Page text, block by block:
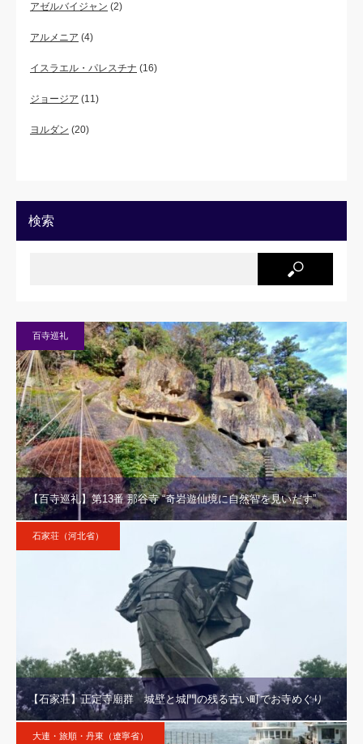
アゼルバイジャン (2)
アルメニア (4)
イスラエル・パレスチナ (16)
ジョージア (11)
ヨルダン (20)
検索
百寺巡礼
【百寺巡礼】第13番 那谷寺 “奇岩遊仙境に自然智を見いだす”
石家荘（河北省）
【石家荘】正定寺廟群 城壁と城門の残る古い町でお寺めぐり
大連・旅順・丹東（遼寧省）